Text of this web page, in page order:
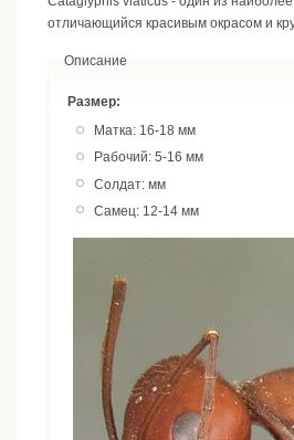
отличающийся красивым окрасом и
Описание
Размер:
Матка: 16-18 мм
Рабочий: 5-16 мм
Солдат: мм
Самец: 12-14 мм